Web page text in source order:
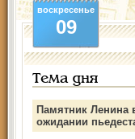
воскресенье
09
Тема дня
Памятник Ленина
ожидании